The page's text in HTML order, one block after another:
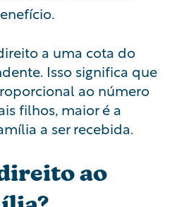
a uma cota do
Isso significa que
ao número
filhos, maior é a
a ser recebida.
ao